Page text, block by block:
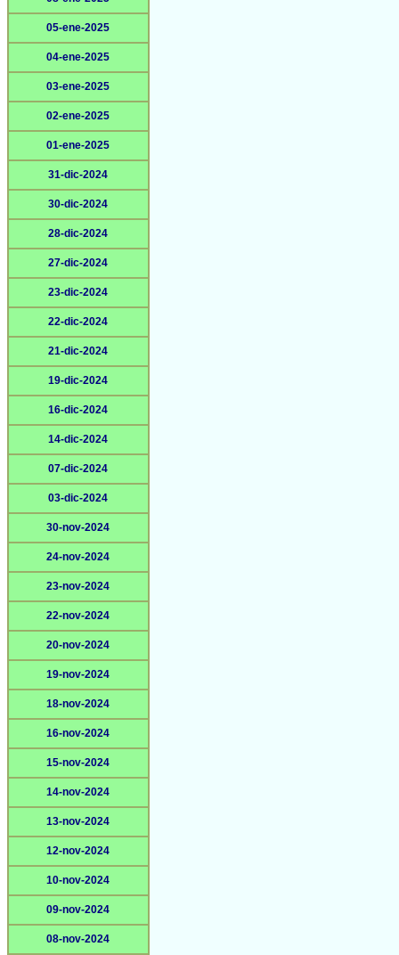
05-ene-2025
04-ene-2025
03-ene-2025
02-ene-2025
01-ene-2025
31-dic-2024
30-dic-2024
28-dic-2024
27-dic-2024
23-dic-2024
22-dic-2024
21-dic-2024
19-dic-2024
16-dic-2024
14-dic-2024
07-dic-2024
03-dic-2024
30-nov-2024
24-nov-2024
23-nov-2024
22-nov-2024
20-nov-2024
19-nov-2024
18-nov-2024
16-nov-2024
15-nov-2024
14-nov-2024
13-nov-2024
12-nov-2024
10-nov-2024
09-nov-2024
08-nov-2024